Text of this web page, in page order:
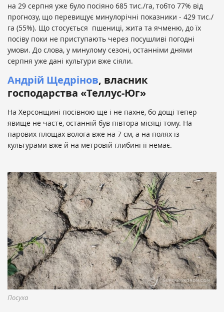
на 29 серпня уже було посіяно 685 тис./га, тобто 77% від
прогнозу, що перевищує минулорічні показники - 429 тис./
га (55%). Що стосується пшениці, жита та ячменю, до їх
посіву поки не приступають через посушливі погодні
умови. До слова, у минулому сезоні, останніми днями
серпня уже дані культури вже сіяли.
Андрій Щедрінов, власник
господарства «Теллус-Юг»
На Херсонщині посівною ще і не пахне, бо дощі тепер
явище не часте, останній був півтора місяці тому. На
парових площах волога вже на 7 см, а на полях із
культурами вже й на метровій глибині її немає.
Посуха